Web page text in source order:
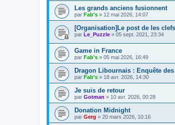
Les grands anciens fusionnent
par Fab's » 12 mai 2026, 14:07
[Organisation]Le post de les clefs
par Le_Puzzle » 05 sept. 2021, 23:34
Game in France
par Fab's » 05 mai 2026, 16:49
Dragon Libournais : Enquête
par Fab's » 18 avr. 2026, 14:30
Je suis de retour
par Gotman » 10 avr. 2026, 00:28
Donation Midnight
par Gerg » 20 mars 2026, 10:16